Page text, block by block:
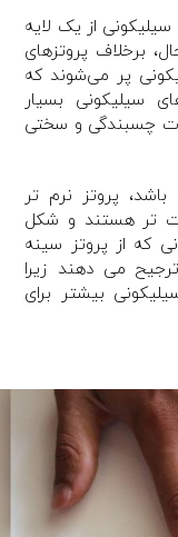
از یک لایه
برخلاف پروتزهای
پر می‌شوند که
سیلیکونی بسیار
چسبندگی و سختی
پروتز نرم تر
تر هستند و شکل
که از پروتز سینه
می دهند زیرا
بیشتر برای